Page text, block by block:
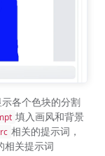
示各个色块的分割
填入画风和背景
相关的提示词，
相关提示词